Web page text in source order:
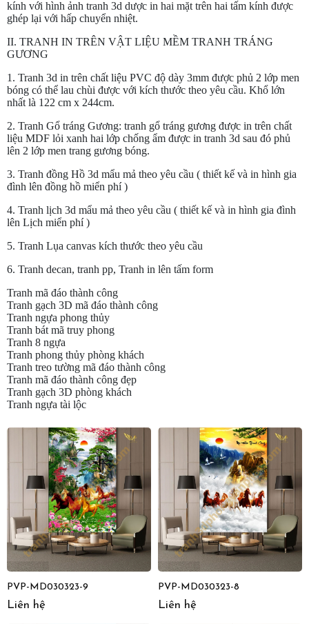
kính với hình ảnh tranh 3d dược in hai mặt trên hai tấm kính được
ghép lại với hấp chuyển nhiệt.
II. TRANH IN TRÊN VẬT LIỆU MỀM TRANH TRÁNG
GƯƠNG
1. Tranh 3d in trên chất liệu PVC độ dày 3mm được phủ 2 lớp men
bóng có thể lau chùi được với kích thước theo yêu cầu. Khổ lớn
nhất là 122 cm x 244cm.
2. Tranh Gổ tráng Gương: tranh gổ tráng gương được in trên chất
liệu MDF lỏi xanh hai lớp chống ẩm được in tranh 3d sau đó phủ
lên 2 lớp men trang gương bóng.
3. Tranh đồng Hồ 3d mẩu mả theo yêu cầu ( thiết kế và in hình gia
đình lên đồng hồ miển phí )
4. Tranh lịch 3d mẩu mả theo yêu cầu ( thiết kế và in hình gia đình
lên Lịch miển phí )
5. Tranh Lụa canvas kích thước theo yêu cầu
6. Tranh decan, tranh pp, Tranh in lên tấm form
Tranh mã đáo thành công
Tranh gạch 3D mã đáo thành công
Tranh ngựa phong thủy
Tranh bát mã truy phong
Tranh 8 ngựa
Tranh phong thủy phòng khách
Tranh treo tường mã đáo thành công
Tranh mã đáo thành công đẹp
Tranh gạch 3D phòng khách
Tranh ngựa tài lộc
PVP-MD030323-9
Liên hệ
PVP-MD030323-8
Liên hệ